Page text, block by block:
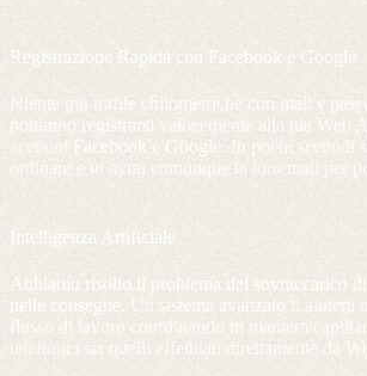
Registrazione Rapida con Facebook e Google
Niente più trafile chilometriche con mail e
potranno registrarsi velocemente alla tua Web
account
Facebook e Google . In pochi secondi
ordinare e tu avrai comunque la loro mail per
Intelligenza Artificiale
Abbiamo risolto il problema del sovraccarico
nelle consegne . Un sistema avanzato ti aiuterà
flusso di lavoro coordinando in maniera
telefonici sia quelli effettuati direttamente da